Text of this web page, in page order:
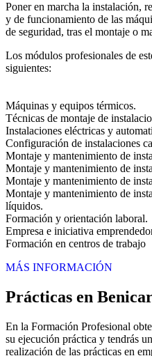
Poner en marcha la instalación,
y de funcionamiento de las
de seguridad, tras el montaje o
Los módulos profesionales de
siguientes:
Máquinas y equipos térmicos.
Técnicas de montaje de
Instalaciones eléctricas y
Configuración de instalaciones
Montaje y mantenimiento de
Montaje y mantenimiento de
Montaje y mantenimiento de
Montaje y mantenimiento de
líquidos.
Formación y orientación laboral.
Empresa e iniciativa
Formación en centros de trabajo
MÁS INFORMACIÓN
Prácticas en
En la Formación Profesional
su ejecución práctica y tendrás
realización de las prácticas en